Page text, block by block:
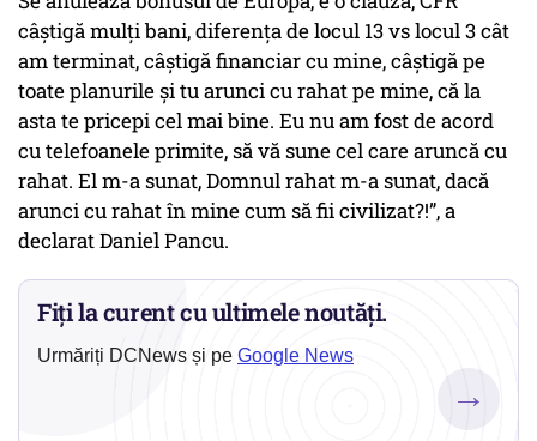
câștigă mulți bani, diferența de locul 13 vs locul 3 cât
am terminat, câștigă financiar cu mine, câștigă pe
toate planurile și tu arunci cu rahat pe mine, că la
asta te pricepi cel mai bine. Eu nu am fost de acord
cu telefoanele primite, să vă sune cel care aruncă cu
rahat. El m-a sunat, Domnul rahat m-a sunat, dacă
arunci cu rahat în mine cum să fii civilizat?!”, a
declarat Daniel Pancu.
Fiți la curent cu ultimele noutăți.
Urmăriți DCNews și pe Google News
→